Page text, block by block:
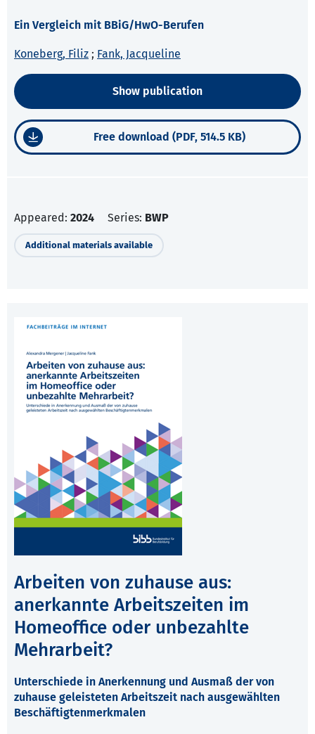
Ein Vergleich mit BBiG/HwO-Berufen
Koneberg, Filiz ; Fank, Jacqueline
Show publication
Free download (PDF, 514.5 KB)
Appeared: 2024 Series: BWP
Additional materials available
Arbeiten von zuhause aus:
anerkannte Arbeitszeiten im
Homeoffice oder unbezahlte
Mehrarbeit?
Unterschiede in Anerkennung und Ausmaß der von
zuhause geleisteten Arbeitszeit nach ausgewählten
Beschäftigtenmerkmalen